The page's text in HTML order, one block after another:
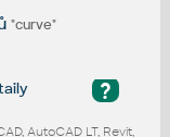
"curve"
?
AutoCAD LT, Revit,